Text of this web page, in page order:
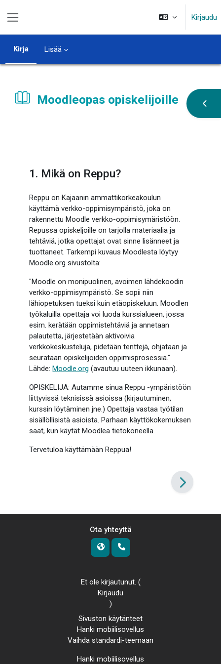
Kirjaudu
Kirja Lisää
Moodleopas opiskelijoille Avaa
1. Mikä on Reppu?
Reppu on Kajaanin ammattikorkeakoulun
käyttämä verkko-oppimisympäristö, joka on
rakennettu Moodle verkko-oppimisymäristöön.
Repussa opiskeljoille on tarjolla materiaalia ja
tehtäviä, jotka opettajat ovat sinne lisänneet ja
tuottaneet. Tarkempi kuvaus Moodlesta löytyy
Moodle.org sivustolta:
"Moodle on monipuolinen, avoimen lähdekoodin
verkko-oppimisympäristö. Se sopii niin
lähiopetuksen tueksi kuin etäopiskeluun. Moodlen
työkaluilla opettaja voi luoda kurssialueen, jossa
esim. kerätään oppimistehtäviä ja annetaan
palautetta, järjestetään aktivoivia
verkkokeskusteluja, pidetään tenttejä, ohjataan ja
seurataan opiskelijoiden oppimisprosessia."
Lähde:Moodle.org (avautuu uuteen ikkunaan).
OPISKELIJA: Autamme sinua Reppu -ympäristöön
liittyvissä teknisissä asioissa (kirjautuminen,
kurssin löytäminen jne.) Opettaja vastaa työtilan
sisällöllisistä asioista. Parhaan käyttökokemuksen
saat, kun käytät Moodlea tietokoneella.
Tervetuloa käyttämään Reppua!
Ota yhteyttä
Et ole kirjautunut. (
Kirjaudu
)
Sivuston käytänteet
Hanki mobiilisovellus
Vaihda standardi-teemaan
Hanki mobiilisovellus